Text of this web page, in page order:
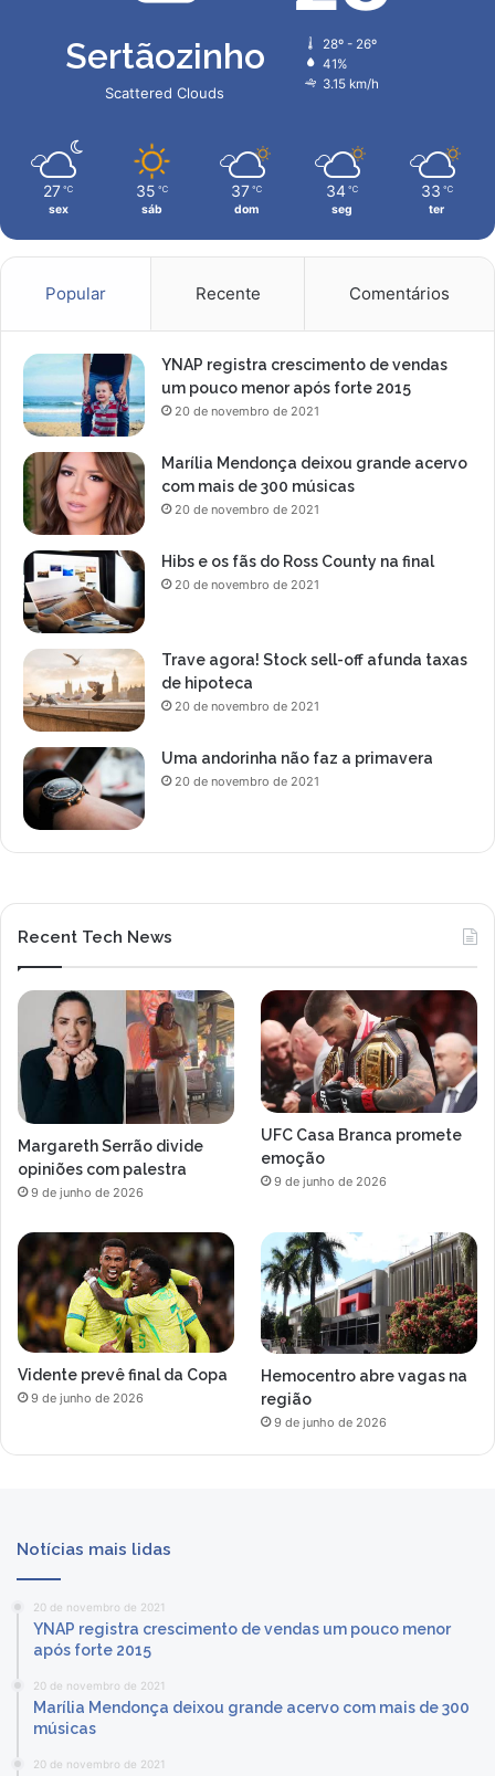
r
h
o
e
m
e
Sertãozinho
Scattered Clouds
28º - 26º
41%
3.15 km/h
27 ℃
sex
35 ℃
sáb
37 ℃
dom
34 ℃
seg
33 ℃
ter
Popular Recente Comentários
YNAP registra crescimento de vendas
um pouco menor após forte 2015
20 de novembro de 2021
Marília Mendonça deixou grande acervo
com mais de 300 músicas
20 de novembro de 2021
Hibs e os fãs do Ross County na final
20 de novembro de 2021
Trave agora! Stock sell-off afunda taxas
de hipoteca
20 de novembro de 2021
Uma andorinha não faz a primavera
20 de novembro de 2021
Recent Tech News
Margareth Serrão divide
opiniões com palestra
9 de junho de 2026
UFC Casa Branca promete
emoção
9 de junho de 2026
Vidente prevê final da Copa
9 de junho de 2026
Hemocentro abre vagas na
região
9 de junho de 2026
Notícias mais lidas
20 de novembro de 2021
YNAP registra crescimento de vendas um pouco menor
após forte 2015
20 de novembro de 2021
Marília Mendonça deixou grande acervo com mais de 300
músicas
20 de novembro de 2021